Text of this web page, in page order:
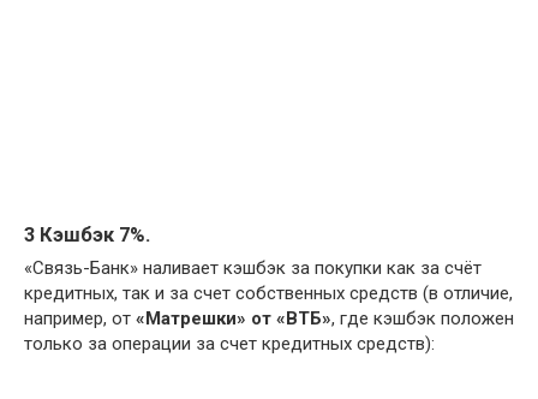
3 Кэшбэк 7%.
«Связь-Банк» наливает кэшбэк за покупки как за счёт
кредитных, так и за счет собственных средств (в отличие,
например, от «Матрешки» от «ВТБ», где кэшбэк положен
только за операции за счет кредитных средств):